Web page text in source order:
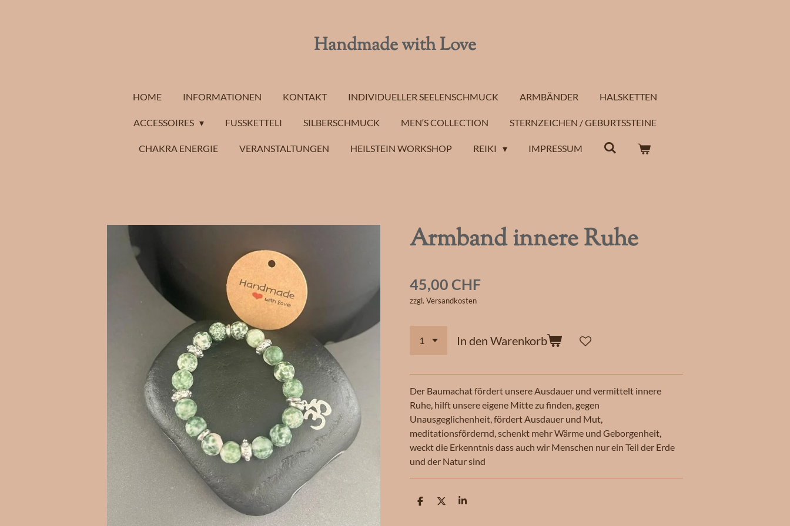
Handmade with Love
HOME INFORMATIONEN KONTAKT INDIVIDUELLER SEELENSCHMUCK ARMBÄNDER HALSKETTEN
ACCESSOIRES FUSSKETTELI SILBERSCHMUCK MEN‘S COLLECTION STERNZEICHEN / GEBURTSSTEINE
CHAKRA ENERGIE VERANSTALTUNGEN HEILSTEIN WORKSHOP REIKI IMPRESSUM
Armband innere Ruhe
45,00 CHF
zzgl. Versandkosten
In den Warenkorb
Der Baumachat fördert unsere Ausdauer und vermittelt innere
Ruhe, hilft unsere eigene Mitte zu finden, gegen
Unausgeglichenheit, fördert Ausdauer und Mut,
meditationsfördernd, schenkt mehr Wärme und Geborgenheit,
weckt die Erkenntnis dass auch wir Menschen nur ein Teil der Erde
und der Natur sind
T
T
T